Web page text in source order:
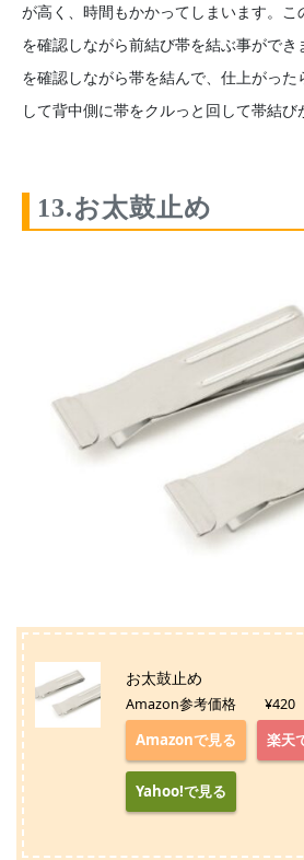
が高く、時間もかかってしまいます。
を確認しながら前結び帯を結ぶ事がで
を確認しながら帯を結んで、仕上がっ
して背中側に帯をクルっと回して帯結び
13.お太鼓止め
お太鼓止め
Amazon参考価格 ¥420
Amazonで見る 楽天
Yahoo!で見る